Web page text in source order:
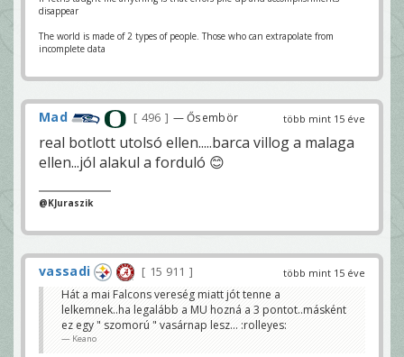
disappear
The world is made of 2 types of people. Those who can extrapolate from
incomplete data
több mint 15 éve
Mad 496 — Ősembör
real botlott utolsó ellen.....barca villog a malaga
ellen...jól alakul a forduló 😊
@KJuraszik
több mint 15 éve
vassadi
15 911
Hát a mai Falcons vereség miatt jót tenne a
lelkemnek..ha legalább a MU hozná a 3 pontot..másként
ez egy " szomorú " vasárnap lesz... :rolleyes:
Keano